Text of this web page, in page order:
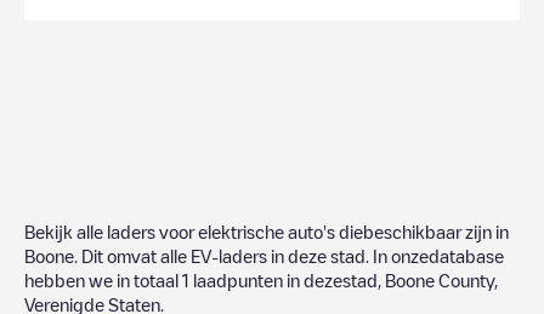
Bekijk alle laders voor elektrische auto's diebeschikbaar zijn in
Boone . Dit omvat alle EV-laders in deze stad. In onzedatabase
hebben we in totaal 1 laadpunten in dezestad, Boone County,
Verenigde Staten